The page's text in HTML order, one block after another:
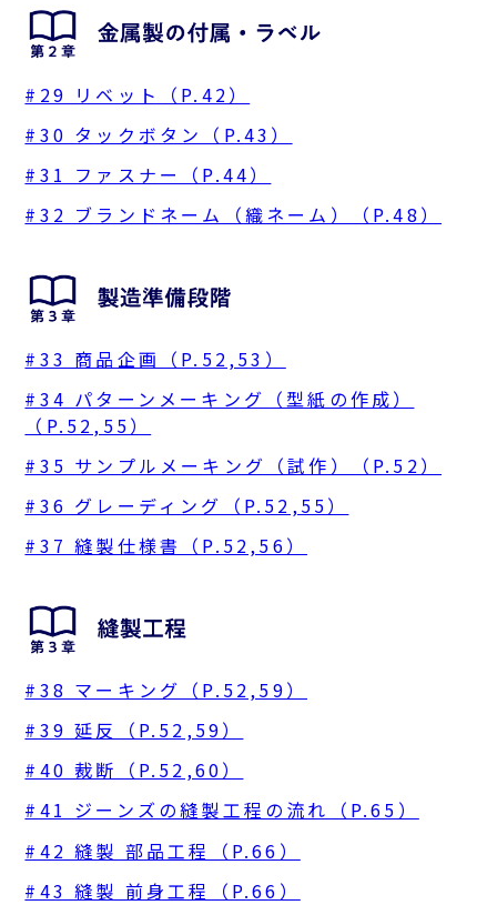
#29 リベット（P.42）
#30 タックボタン（P.43）
#31 ファスナー（P.44）
#32 ブランドネーム（織ネーム）（P.48）
#33 商品企画（P.52,53）
#34 パターンメーキング（型紙の作成）
（P.52,55）
#35 サンプルメーキング（試作）（P.52）
#36 グレーディング（P.52,55）
#37 縫製仕様書（P.52,56）
#38 マーキング（P.52,59）
#39 延反（P.52,59）
#40 裁断（P.52,60）
#41 ジーンズの縫製工程の流れ（P.65）
#42 縫製 部品工程（P.66）
#43 縫製 前身工程（P.66）